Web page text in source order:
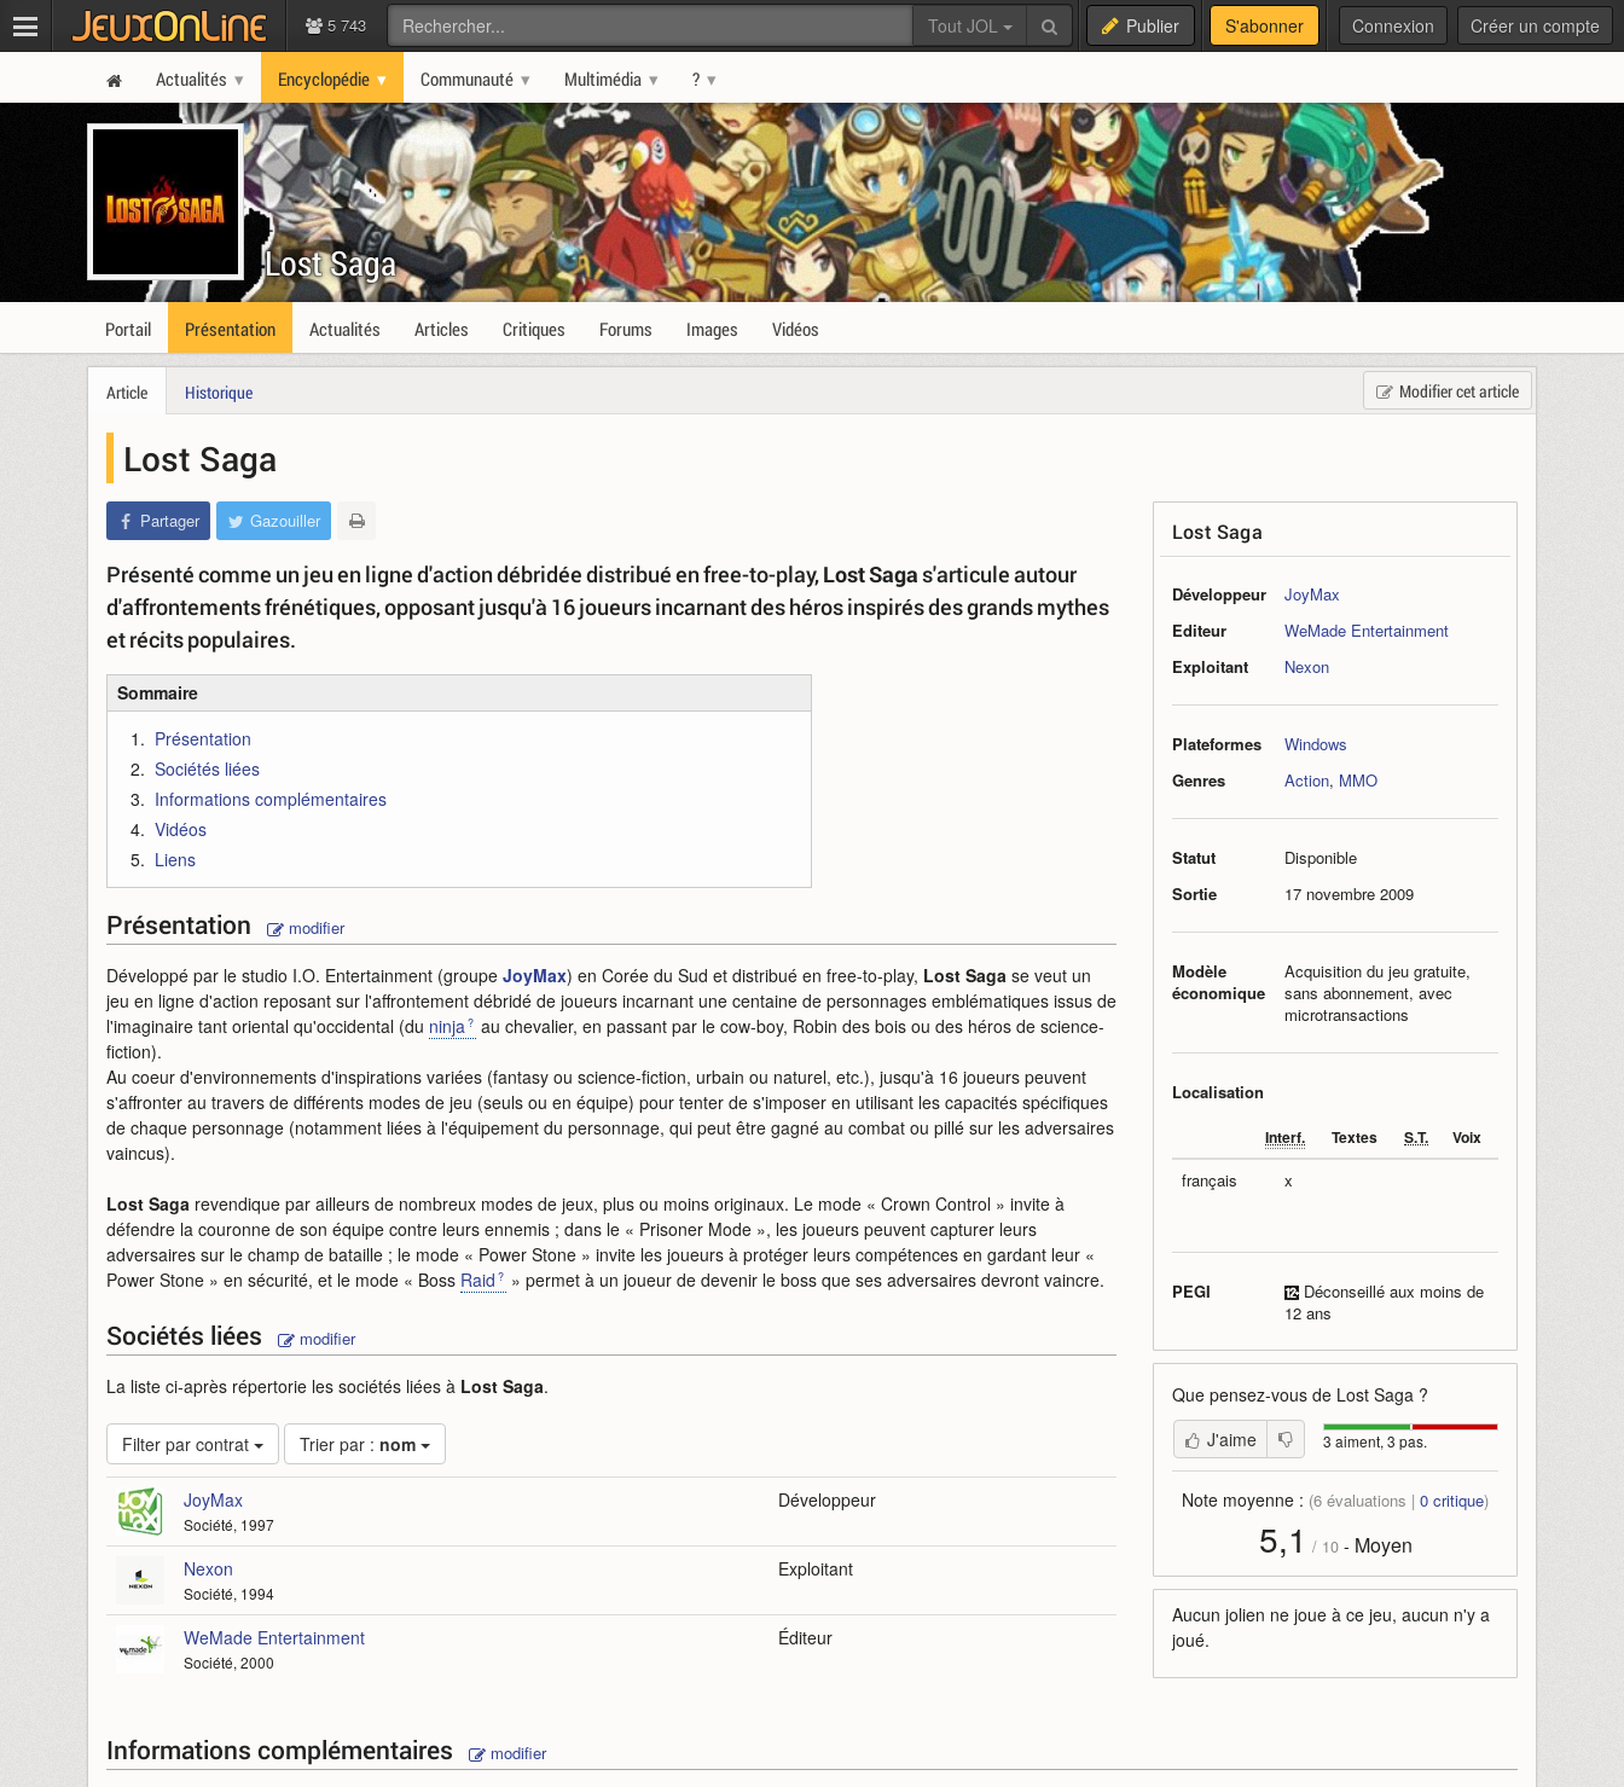
5 743 Tout JOL Publier S'abonner Connexion Créer un compte
Actualités Encyclopédie Communauté Multimédia ?
Lost Saga
Portail Présentation Actualités Articles Critiques Forums Images Vidéos
Modifier cet article
Article Historique
Lost Saga
Lost Saga
Développeur
JoyMax
Editeur
WeMade Entertainment
Exploitant
Nexon
Plateformes
Windows
Genres
Action, MMO
Statut
Disponible
Sortie
17 novembre 2009
Modèle
économique
Acquisition du jeu gratuite,
sans abonnement, avec
microtransactions
Localisation
Interf. Textes S.T. Voix
français x
PEGI
Déconseillé aux moins de
12 ans
Que pensez-vous de Lost Saga ?
3 aiment, 3 pas.
J'aime
Note moyenne : (6 évaluations | 0 critique)
5,1 / 10- Moyen
Aucun jolien ne joue à ce jeu, aucun n'y a
joué.
Partager Gazouiller
Présenté comme un jeu en ligne d'action débridée distribué en free-to-play,Lost Sagas'articule autour
d'affrontements frénétiques, opposant jusqu'à 16 joueurs incarnant des héros inspirés des grands mythes
et récits populaires.
Sommaire
Présentation
Sociétés liées
Informations complémentaires
Vidéos
Liens
Présentation modifier
Développé par le studio I.O. Entertainment (groupe JoyMax) en Corée du Sud et distribué en free-to-play, Lost Saga se veut un
jeu en ligne d'action reposant sur l'affrontement débridé de joueurs incarnant une centaine de personnages emblématiques issus de
l'imaginaire tant oriental qu'occidental (du ninja
au chevalier, en passant par le cow-boy, Robin des bois ou des héros de science-
fiction).
Au coeur d'environnements d'inspirations variées (fantasy ou science-fiction, urbain ou naturel, etc.), jusqu'à 16 joueurs peuvent
s'affronter au travers de différents modes de jeu (seuls ou en équipe) pour tenter de s'imposer en utilisant les capacités spécifiques
de chaque personnage (notamment liées à l'équipement du personnage, qui peut être gagné au combat ou pillé sur les adversaires
vaincus).
Lost Saga revendique par ailleurs de nombreux modes de jeux, plus ou moins originaux. Le mode « Crown Control » invite à
défendre la couronne de son équipe contre leurs ennemis ; dans le « Prisoner Mode », les joueurs peuvent capturer leurs
adversaires sur le champ de bataille ; le mode « Power Stone » invite les joueurs à protéger leurs compétences en gardant leur «
Power Stone » en sécurité, et le mode « Boss Raid » permet à un joueur de devenir le boss que ses adversaires devront vaincre.
Sociétés liées modifier
La liste ci-après répertorie les sociétés liées à Lost Saga.
Filter par contrat Trier par : nom
JoyMax
Société, 1997
Développeur
Nexon
Société, 1994
Exploitant
WeMade Entertainment
Société, 2000
Éditeur
Informations complémentaires modifier